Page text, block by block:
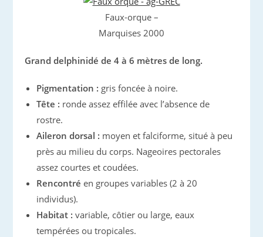
Faux-orque –
Marquises 2000
Grand delphinidé de 4 à 6 mètres de long.
Pigmentation : gris foncée à noire.
Tête : ronde assez effilée avec l’absence de
rostre.
Aileron dorsal : moyen et falciforme, situé à peu
près au milieu du corps. Nageoires pectorales
assez courtes et coudées.
Rencontré en groupes variables (2 à 20
individus).
Habitat : variable, côtier ou large, eaux
tempérées ou tropicales.